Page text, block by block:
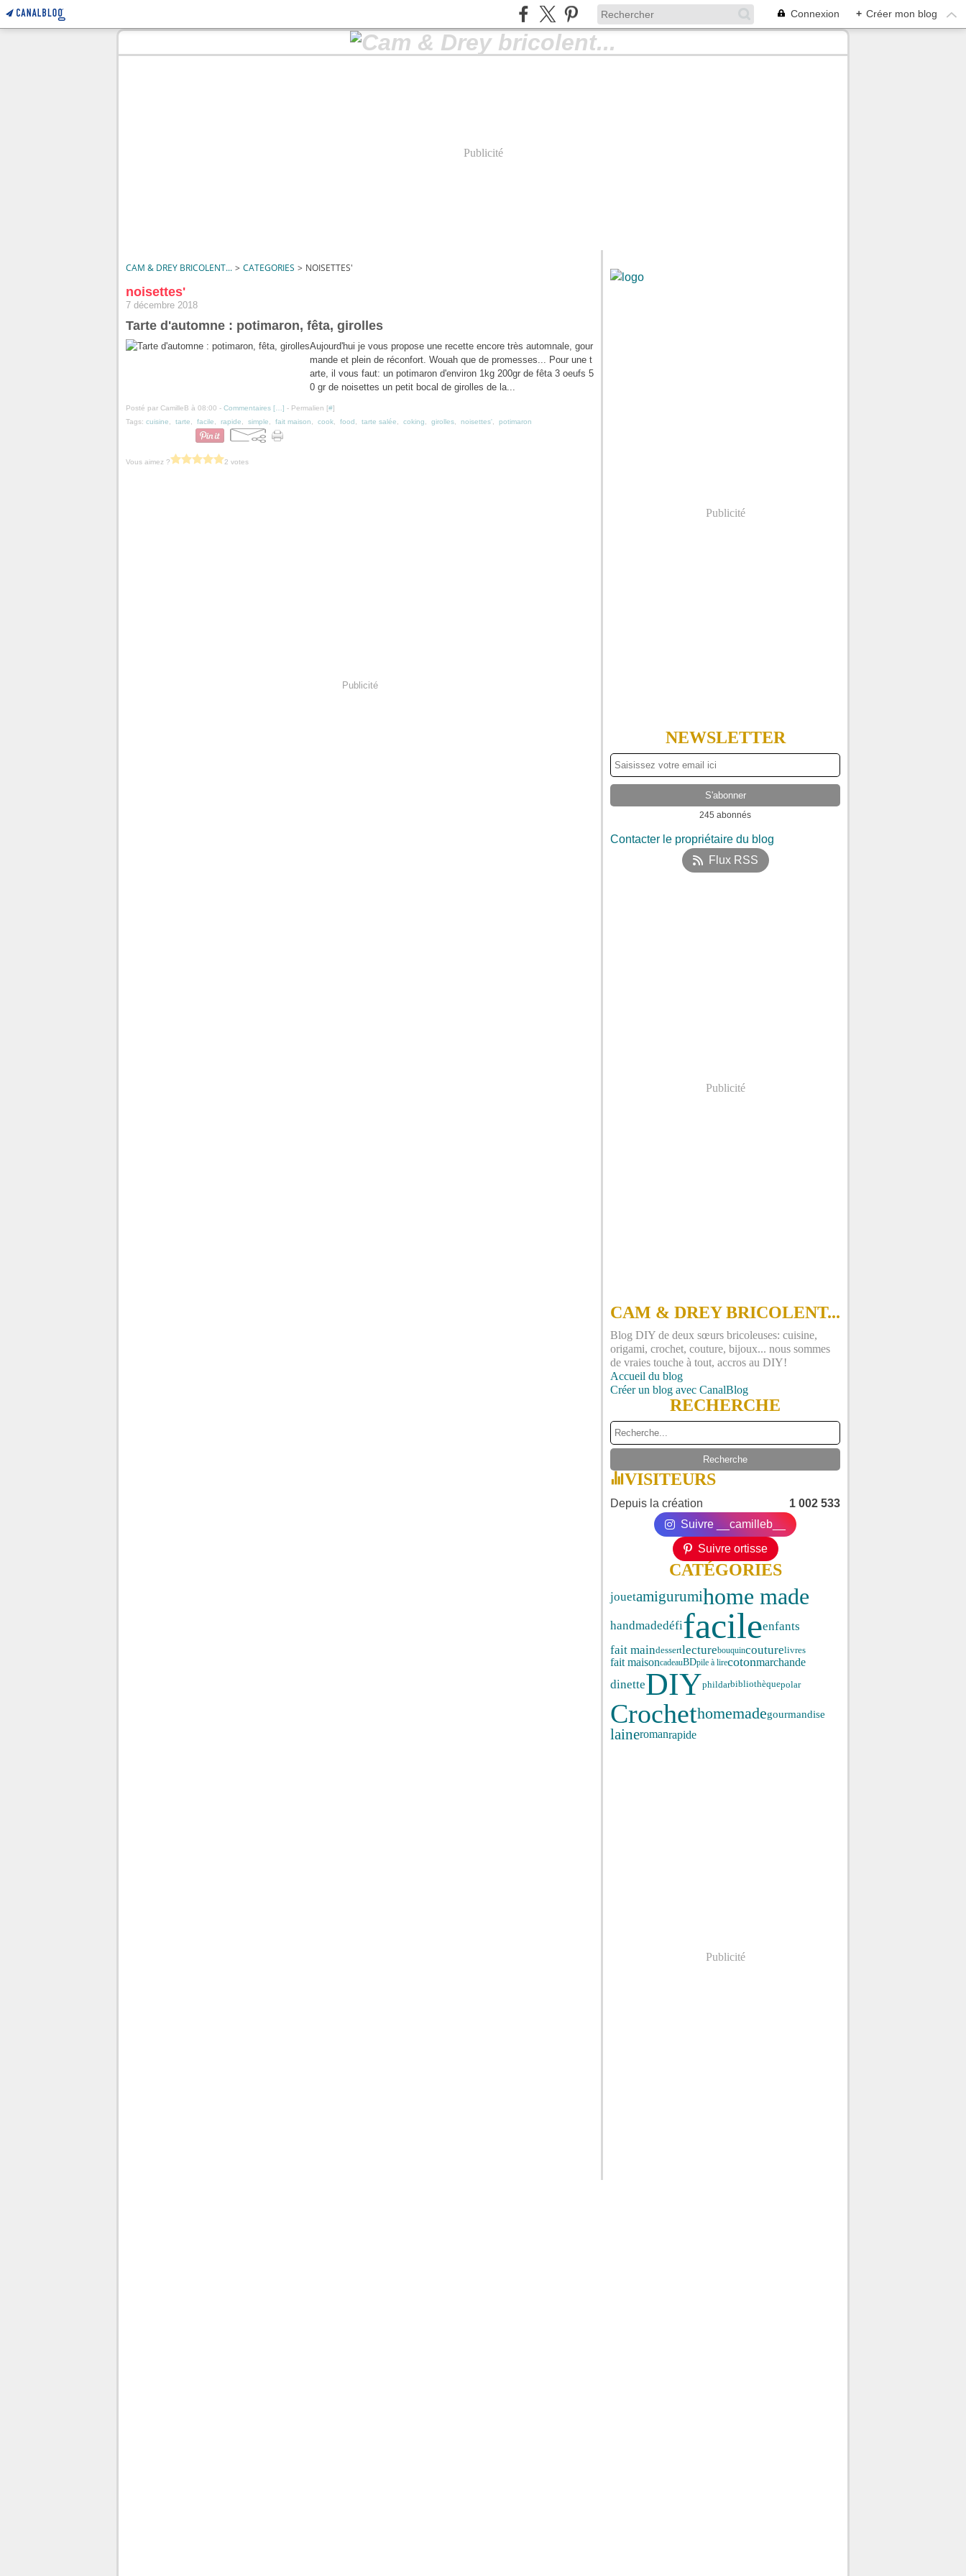
Connexion + Créer mon blog
Publicité
CAM & DREY BRICOLENT... > CATEGORIES > NOISETTES'
noisettes'
7 décembre 2018
Tarte d'automne : potimaron, fêta, girolles
Aujourd'hui je vous propose une recette encore très automnale, gour
mande et plein de réconfort. Wouah que de promesses... Pour une t
arte, il vous faut: un potimaron d'environ 1kg 200gr de fêta 3 oeufs 5
0 gr de noisettes un petit bocal de girolles de la...
Posté par CamilleB à 08:00 - Commentaires [ ] - Permalien [#]
Tags: cuisine tarte facile rapide simple fait maison cook food tarte salée coking girolles noisettes' potimaron
Vous aimez ? 2 votes
Publicité
Publicité
NEWSLETTER
245 abonnés
Contacter le propriétaire du blog
Flux RSS
Publicité
CAM & DREY BRICOLENT...
Blog DIY de deux sœurs bricoleuses: cuisine,
origami, crochet, couture, bijoux... nous sommes
de vraies touche à tout, accros au DIY!
Accueil du blog
Créer un blog avec CanalBlog
RECHERCHE
VISITEURS
Depuis la création
1 002 533
Suivre __camilleb__
Suivre ortisse
CATÉGORIES
jouetamigurumihome made
handmadedéfifacileenfants
fait maindessertlecturebouquincouturelivres
fait maisoncadeauBDpile à lirecotonmarchande
dinetteDIYphildarbibliothèquepolar
Crochethomemadegourmandise
laineromanrapide
Publicité